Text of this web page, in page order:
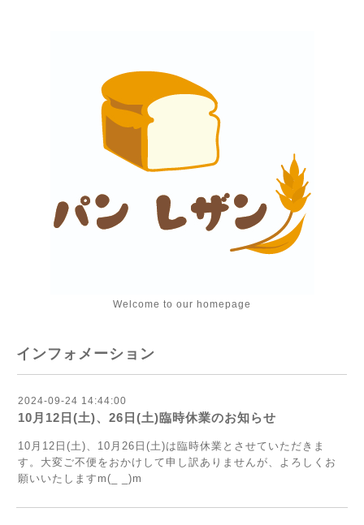
Welcome to our homepage
インフォメーション
2024-09-24 14:44:00
10月12日(土)、26日(土)臨時休業のお知らせ
10月12日(土)、10月26日(土)は臨時休業とさせていただきま
す。大変ご不便をおかけして申し訳ありませんが、よろしくお
願いいたしますm(_ _)m